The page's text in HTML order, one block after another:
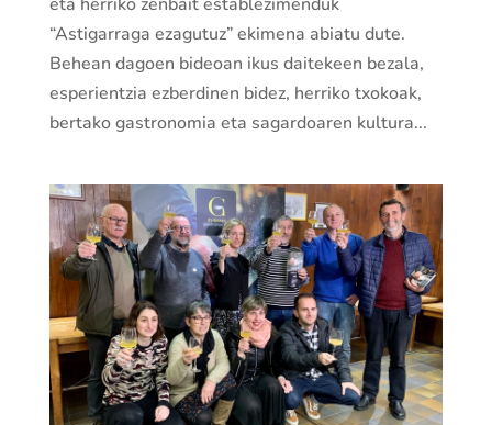
“Astigarraga ezagutuz” ekimena abiatu dute.
Behean dagoen bideoan ikus daitekeen bezala,
esperientzia ezberdinen bidez, herriko txokoak,
bertako gastronomia eta sagardoaren kultura...